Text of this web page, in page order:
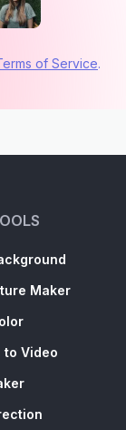
of Service.
Maker
to Video